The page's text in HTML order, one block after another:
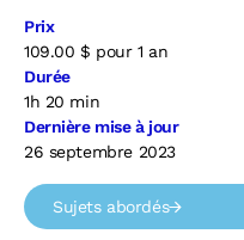
Prix
109.00$ pour 1 an
Durée
1h 20 min
Dernière mise à jour
26 septembre 2023
Sujets abordés